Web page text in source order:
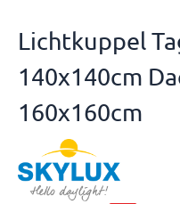
Lichtkuppel
140x140cm
160x160cm